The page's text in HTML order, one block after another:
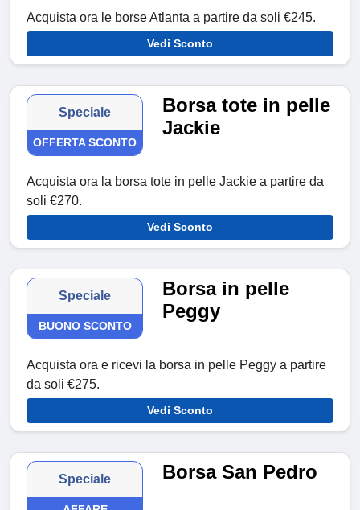
Acquista ora le borse Atlanta a partire da soli €245.
Vedi Sconto
Speciale
OFFERTA SCONTO
Borsa tote in pelle
Jackie
Acquista ora la borsa tote in pelle Jackie a partire da
soli €270.
Vedi Sconto
Speciale
BUONO SCONTO
Borsa in pelle
Peggy
Acquista ora e ricevi la borsa in pelle Peggy a partire
da soli €275.
Vedi Sconto
Speciale Borsa San Pedro